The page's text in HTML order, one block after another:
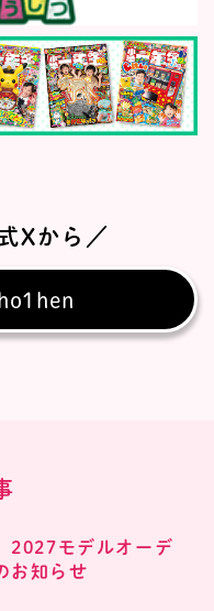
Xから／
2027モデルオーデ
お知らせ